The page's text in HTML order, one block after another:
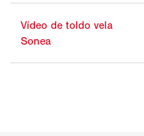
Vídeo de toldo vela
Sonea